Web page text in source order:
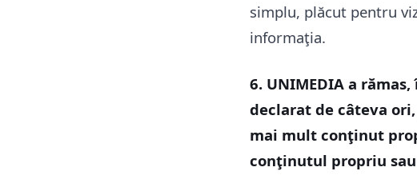
simplu, plăcut pentru
informaţia.
6. UNIMEDIA a
declarat de câteva
mai mult conţinut
conţinutul propriu